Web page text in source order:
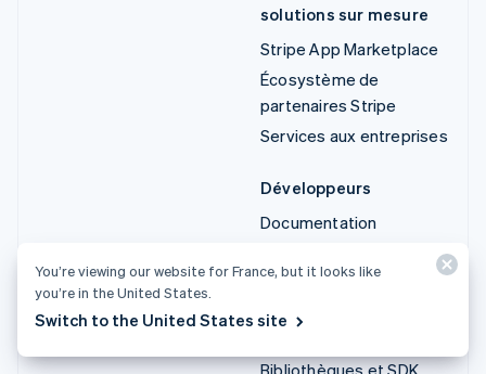
solutions sur mesure
Stripe App Marketplace
Écosystème de
partenaires Stripe
Services aux entreprises
Développeurs
Documentation
État de l'API
Liste des modifications
Bibliothèques et SDK
You’re viewing our website for France, but it looks like
you’re in the United States.
Switch to the United States site